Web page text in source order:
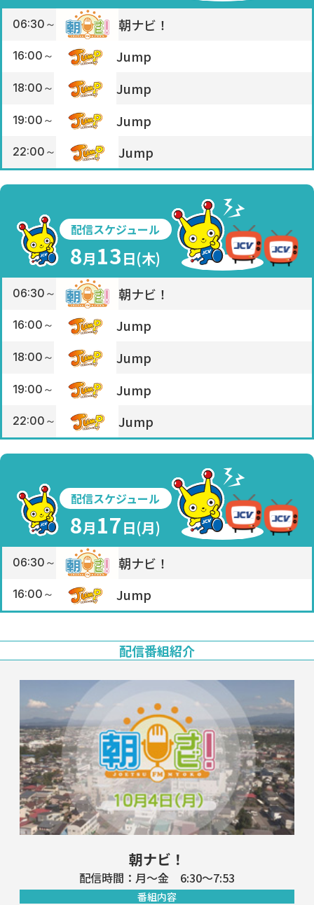
06:30～ 朝ナビ！
16:00～ Jump
18:00～ Jump
19:00～ Jump
22:00～ Jump
配信スケジュール
8月13日(木)
06:30～ 朝ナビ！
16:00～ Jump
18:00～ Jump
19:00～ Jump
22:00～ Jump
配信スケジュール
8月17日(月)
06:30～ 朝ナビ！
16:00～ Jump
配信番組紹介
朝ナビ！
配信時間：月～金 6:30～7:53
番組内容